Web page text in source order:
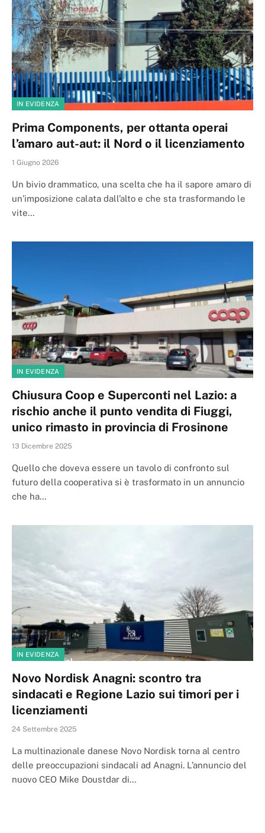
IN EVIDENZA
Prima Components, per ottanta operai
l’amaro aut-aut: il Nord o il licenziamento
1 Giugno 2026
Un bivio drammatico, una scelta che ha il sapore amaro di
un’imposizione calata dall’alto e che sta trasformando le
vite…
IN EVIDENZA
Chiusura Coop e Superconti nel Lazio: a
rischio anche il punto vendita di Fiuggi,
unico rimasto in provincia di Frosinone
13 Dicembre 2025
Quello che doveva essere un tavolo di confronto sul
futuro della cooperativa si è trasformato in un annuncio
che ha…
IN EVIDENZA
Novo Nordisk Anagni: scontro tra
sindacati e Regione Lazio sui timori per i
licenziamenti
24 Settembre 2025
La multinazionale danese Novo Nordisk torna al centro
delle preoccupazioni sindacali ad Anagni. L’annuncio del
nuovo CEO Mike Doustdar di…